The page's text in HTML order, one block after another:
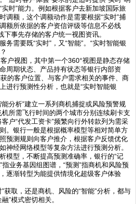
时”能力。例如根据客户去新加坡国际旅
调额，这个调额动作是需要根据“实时”捕
额所依据的客户资信评级等信息不必线
下事先存储的客户统一视图资讯。
需要既“实时”，又“智能”。“实时智能银
视图，其中第一个360°视图是静态存储
周期状态、产品持有状态等银行内部资
的客户位置、与客户需求相关的事件、商
进行预测性分析，也就是“实时智能银
分析”建立一系列商机捕捉或风险预警规
所需飞行时间的两个城市分别连续刷卡支
户“代发工资卡”频繁向行外转款列为需采
。银行一般是根据概率模型等相对简单方
预测规则向客户推介，根据客户反馈优化
神经网络模型等复杂方法进行预测分析。
模型，不断提高预测准确率，银行的“记
指业务基因组图谱，“预测”指商机和风险预
逐渐转型为能提供情境化超级客户体验
取，还是商机、风险的“智能”分析，都与
”模式密切相关。